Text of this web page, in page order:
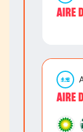
AIRE
AIRE